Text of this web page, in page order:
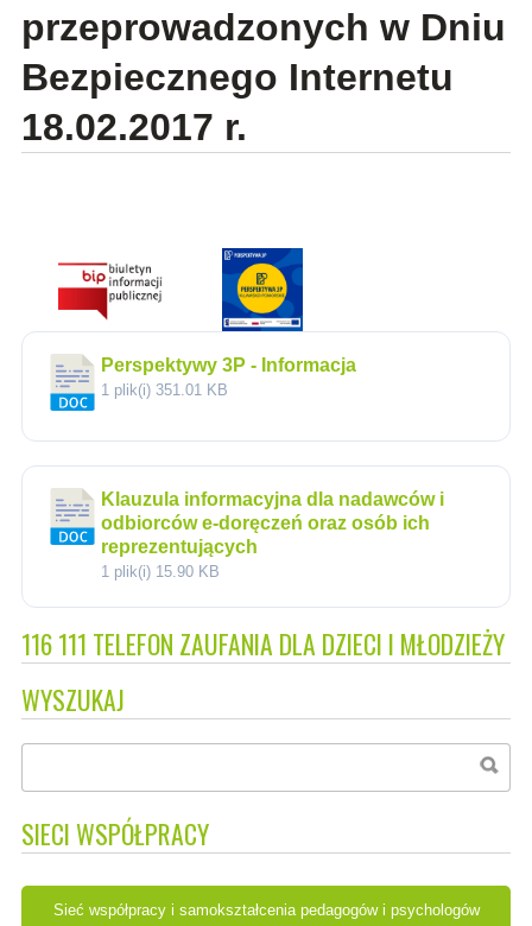
przeprowadzonych w Dniu
Bezpiecznego Internetu
18.02.2017 r.
Perspektywy 3P - Informacja
1 plik(i) 351.01 KB
Klauzula informacyjna dla nadawców i
odbiorców e-doręczeń oraz osób ich
reprezentujących
1 plik(i) 15.90 KB
116 111 TELEFON ZAUFANIA DLA DZIECI I MŁODZIEŻY
WYSZUKAJ
SIECI WSPÓŁPRACY
Sieć współpracy i samokształcenia pedagogów i psychologów